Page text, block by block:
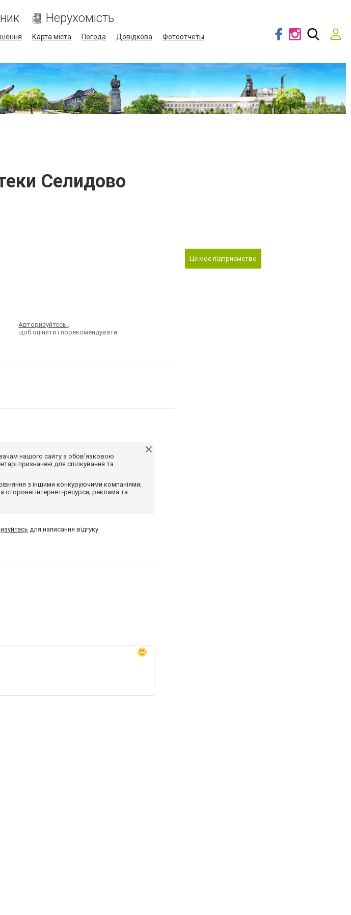
Нерухомість
Карта міста Погода Довідкова
Фотоотчеты
Селидово
Авторизуйтесь,
щоб оцінити і порекомендувати
Це моє підприємство
нашого сайту з обов'язковою
призначені для спілкування та
з іншими конкуруючими компаніями;
сторонні інтернет-ресурси; реклама та
для написання відгуку